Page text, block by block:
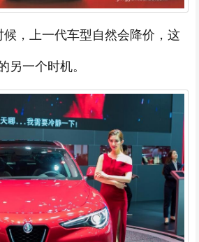
，上一代车型自然会降价，这
另一个时机。